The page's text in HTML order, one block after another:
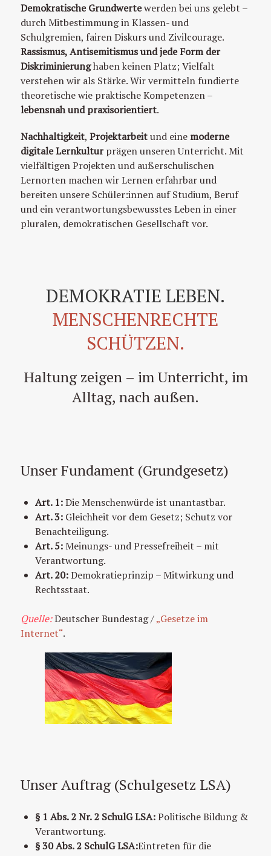
Demokratische Grundwertewerden bei uns gelebt –
durch Mitbestimmung in Klassen- und
Schulgremien, fairen Diskurs und Zivilcourage.
Rassismus, Antisemitismus und jede Form der
Diskriminierunghaben keinen Platz; Vielfalt
verstehen wir als Stärke. Wir vermitteln fundierte
theoretische wie praktische Kompetenzen –
lebensnah und praxisorientiert.
Nachhaltigkeit, Projektarbeitund eine moderne
digitale Lernkulturprägen unseren Unterricht. Mit
vielfältigen Projekten und außerschulischen
Lernorten machen wir Lernen erfahrbar und
bereiten unsere Schüler:innen auf Studium, Beruf
und ein verantwortungsbewusstes Leben in einer
pluralen, demokratischen Gesellschaft vor.
DEMOKRATIE LEBEN.
MENSCHENRECHTE
SCHÜTZEN.
Haltung zeigen – im Unterricht, im
Alltag, nach außen.
Unser Fundament (Grundgesetz)
Art. 1:Die Menschenwürde ist unantastbar.
Art. 3: Gleichheit vor dem Gesetz; Schutz vor
Benachteiligung.
Art. 5:Meinungs- und Pressefreiheit – mit
Verantwortung.
Art. 20:Demokratieprinzip – Mitwirkung und
Rechtsstaat.
Quelle:Deutscher Bundestag /„Gesetze im
Internet“.
Unser Auftrag (Schulgesetz LSA)
§ 1 Abs. 2 Nr. 2 SchulG LSA:Politische Bildung &
Verantwortung.
§ 30 Abs. 2 SchulG LSA:Eintreten für die